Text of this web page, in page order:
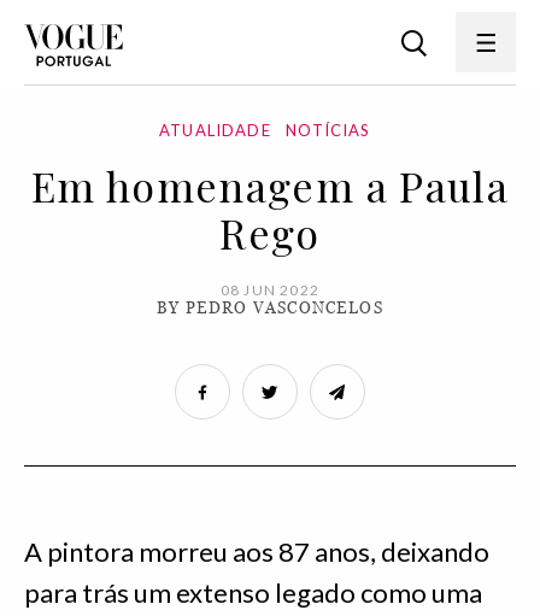
ATUALIDADE NOTÍCIAS
Em homenagem a Paula
Rego
08 JUN 2022
BY PEDRO VASCONCELOS
A pintora morreu aos 87 anos, deixando
para trás um extenso legado como uma